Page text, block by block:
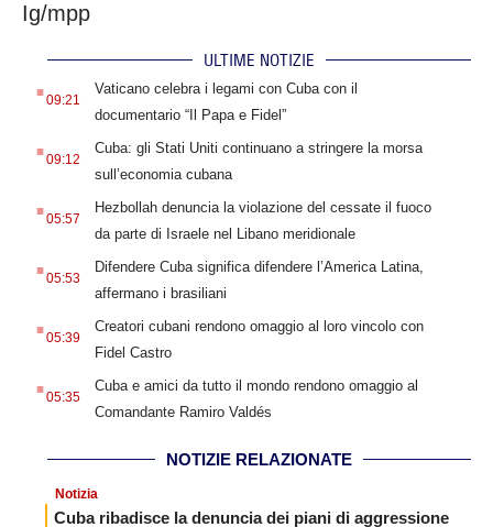
Ig/mpp
ULTIME NOTIZIE
.09:21
Vaticano celebra i legami con Cuba con il
documentario “Il Papa e Fidel”
.09:12
Cuba: gli Stati Uniti continuano a stringere la morsa
sull’economia cubana
.05:57
Hezbollah denuncia la violazione del cessate il fuoco
da parte di Israele nel Libano meridionale
.05:53
Difendere Cuba significa difendere l’America Latina,
affermano i brasiliani
.05:39
Creatori cubani rendono omaggio al loro vincolo con
Fidel Castro
.05:35
Cuba e amici da tutto il mondo rendono omaggio al
Comandante Ramiro Valdés
NOTIZIE RELAZIONATE
Notizia
Cuba ribadisce la denuncia dei piani di aggressione